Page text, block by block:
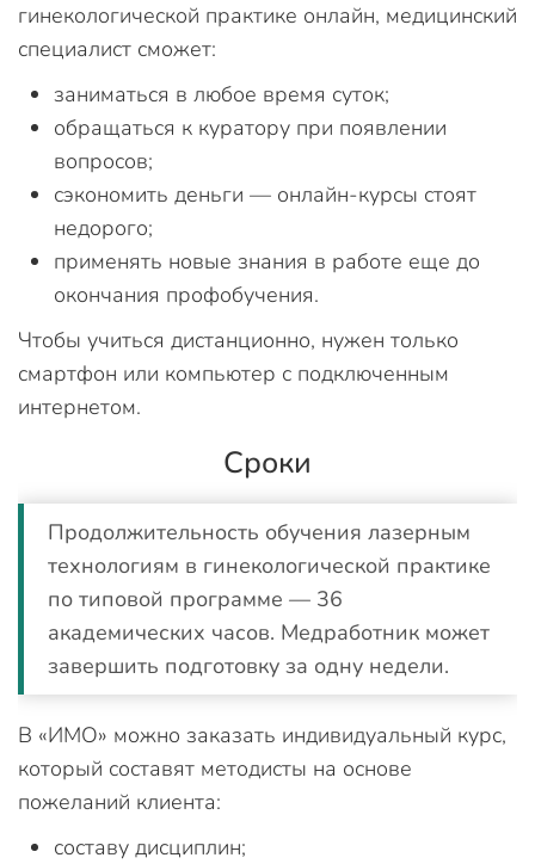
гинекологической практике онлайн, медицинский
специалист сможет:
заниматься в любое время суток;
обращаться к куратору при появлении
вопросов;
сэкономить деньги — онлайн-курсы стоят
недорого;
применять новые знания в работе еще до
окончания профобучения.
Чтобы учиться дистанционно, нужен только
смартфон или компьютер с подключенным
интернетом.
Сроки
Продолжительность обучения лазерным
технологиям в гинекологической практике
по типовой программе — 36
академических часов. Медработник может
завершить подготовку за одну недели.
В «ИМО» можно заказать индивидуальный курс,
который составят методисты на основе
пожеланий клиента:
составу дисциплин;